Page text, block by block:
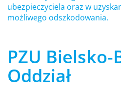
ubezpieczyciela oraz w
możliwego odszkodowania.
PZU Bielsko-
Oddział